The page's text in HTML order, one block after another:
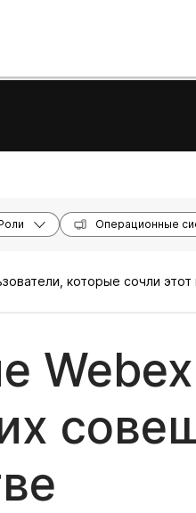
Операционные
которые сочли